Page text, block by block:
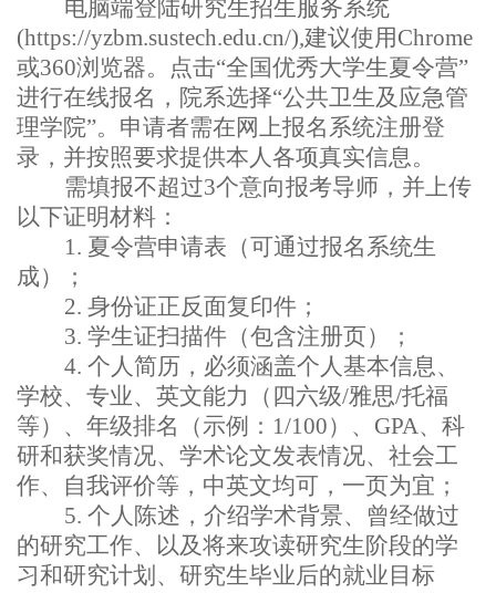
电脑端登陆研究生招生服务系统
(https://yzbm.sustech.edu.cn/),建议使用Chrome
或360浏览器。点击“全国优秀大学生夏令营”
进行在线报名，院系选择“公共卫生及应急管
理学院”。申请者需在网上报名系统注册登
录，并按照要求提供本人各项真实信息。
需填报不超过3个意向报考导师，并上传
以下证明材料：
1. 夏令营申请表（可通过报名系统生
成）；
2. 身份证正反面复印件；
3. 学生证扫描件（包含注册页）；
4. 个人简历，必须涵盖个人基本信息、
学校、专业、英文能力（四六级/雅思/托福
等）、年级排名（示例： 1/100）、 GPA、科
研和获奖情况、学术论文发表情况、社会工
作、自我评价等，中英文均可，一页为宜；
5. 个人陈述，介绍学术背景、曾经做过
的研究工作、以及将来攻读研究生阶段的学
习和研究计划、研究生毕业后的就业目标